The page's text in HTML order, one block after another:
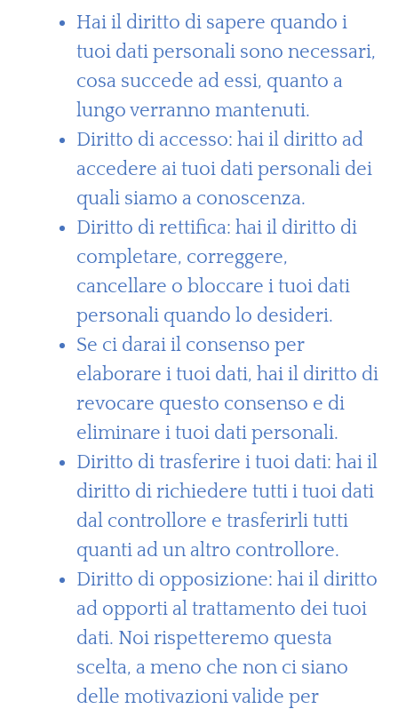
Hai il diritto di sapere quando i
tuoi dati personali sono necessari,
cosa succede ad essi, quanto a
lungo verranno mantenuti.
Diritto di accesso: hai il diritto ad
accedere ai tuoi dati personali dei
quali siamo a conoscenza.
Diritto di rettifica: hai il diritto di
completare, correggere,
cancellare o bloccare i tuoi dati
personali quando lo desideri.
Se ci darai il consenso per
elaborare i tuoi dati, hai il diritto di
revocare questo consenso e di
eliminare i tuoi dati personali.
Diritto di trasferire i tuoi dati: hai il
diritto di richiedere tutti i tuoi dati
dal controllore e trasferirli tutti
quanti ad un altro controllore.
Diritto di opposizione: hai il diritto
ad opporti al trattamento dei tuoi
dati. Noi rispetteremo questa
scelta, a meno che non ci siano
delle motivazioni valide per